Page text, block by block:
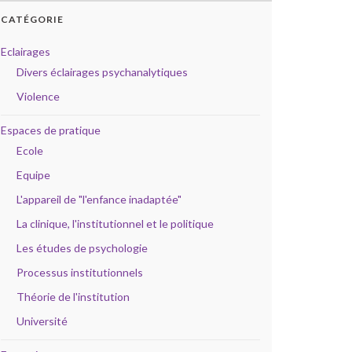
CATÉGORIE
Eclairages
Divers éclairages psychanalytiques
Violence
Espaces de pratique
Ecole
Equipe
L'appareil de "l'enfance inadaptée"
La clinique, l'institutionnel et le politique
Les études de psychologie
Processus institutionnels
Théorie de l'institution
Université